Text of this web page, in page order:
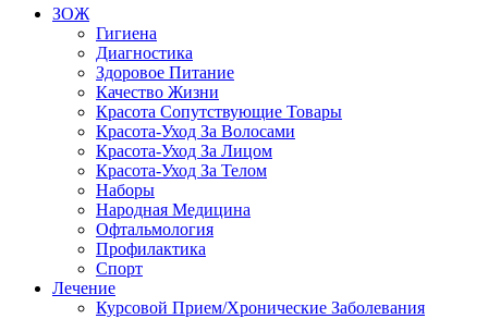
ЗОЖ
Гигиена
Диагностика
Здоровое Питание
Качество Жизни
Красота Сопутствующие Товары
Красота-Уход За Волосами
Красота-Уход За Лицом
Красота-Уход За Телом
Наборы
Народная Медицина
Офтальмология
Профилактика
Спорт
Лечение
Курсовой Прием/Хронические Заболевания